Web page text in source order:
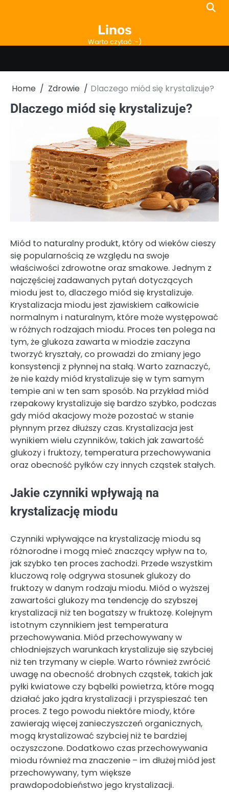
Linos
Warto czytać :-)
Home Zdrowie Dlaczego miód się krystalizuje?
Dlaczego miód się krystalizuje?
Miód to naturalny produkt, który od wieków cieszy
się popularnością ze względu na swoje
właściwości zdrowotne oraz smakowe. Jednym z
najczęściej zadawanych pytań dotyczących
miodu jest to, dlaczego miód się krystalizuje.
Krystalizacja miodu jest zjawiskiem całkowicie
normalnym i naturalnym, które może występować
w różnych rodzajach miodu. Proces ten polega na
tym, że glukoza zawarta w miodzie zaczyna
tworzyć kryształy, co prowadzi do zmiany jego
konsystencji z płynnej na stałą. Warto zaznaczyć,
że nie każdy miód krystalizuje się w tym samym
tempie ani w ten sam sposób. Na przykład miód
rzepakowy krystalizuje się bardzo szybko, podczas
gdy miód akacjowy może pozostać w stanie
płynnym przez dłuższy czas. Krystalizacja jest
wynikiem wielu czynników, takich jak zawartość
glukozy i fruktozy, temperatura przechowywania
oraz obecność pyłków czy innych cząstek stałych.
Jakie czynniki wpływają na
krystalizację miodu
Czynniki wpływające na krystalizację miodu są
różnorodne i mogą mieć znaczący wpływ na to,
jak szybko ten proces zachodzi. Przede wszystkim
kluczową rolę odgrywa stosunek glukozy do
fruktozy w danym rodzaju miodu. Miód o wyższej
zawartości glukozy ma tendencję do szybszej
krystalizacji niż ten bogatszy w fruktozę. Kolejnym
istotnym czynnikiem jest temperatura
przechowywania. Miód przechowywany w
chłodniejszych warunkach krystalizuje się szybciej
niż ten trzymany w cieple. Warto również zwrócić
uwagę na obecność drobnych cząstek, takich jak
pyłki kwiatowe czy bąbelki powietrza, które mogą
działać jako jądra krystalizacji i przyspieszać ten
proces. Z tego powodu niektóre miody, które
zawierają więcej zanieczyszczeń organicznych,
mogą krystalizować szybciej niż te bardziej
oczyszczone. Dodatkowo czas przechowywania
miodu również ma znaczenie – im dłużej miód jest
przechowywany, tym większe
prawdopodobieństwo jego krystalizacji.